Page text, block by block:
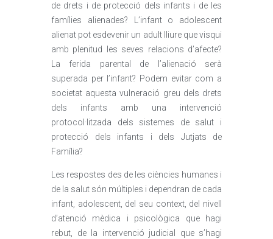
de drets i de protecció dels infants i de les
famílies alienades? L’infant o adolescent
alienat pot esdevenir un adult lliure que visqui
amb plenitud les seves relacions d’afecte?
La ferida parental de l’alienació serà
superada per l’infant? Podem evitar com a
societat aquesta vulneració greu dels drets
dels infants amb una intervenció
protocol·litzada dels sistemes de salut i
protecció dels infants i dels Jutjats de
Família?
Les respostes des de les ciències humanes i
de la salut són múltiples i dependran de cada
infant, adolescent, del seu context, del nivell
d’atenció mèdica i psicològica que hagi
rebut, de la intervenció judicial que s’hagi